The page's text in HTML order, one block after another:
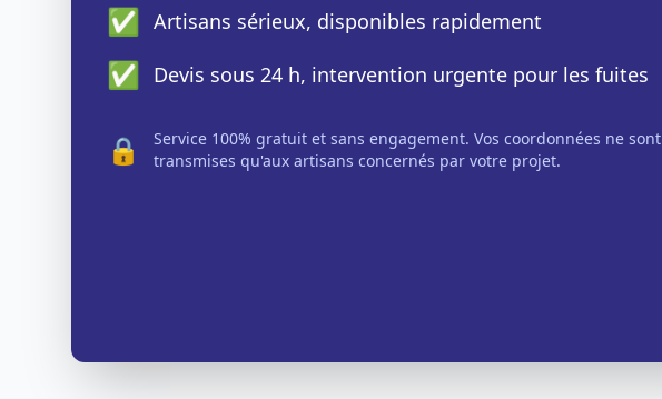
✅ Artisans sérieux, disponibles rapidement
✅ Devis sous 24 h, intervention urgente pour les fuites
🔒
Service 100% gratuit et sans engagement. Vos coordonnées ne sont
transmises qu'aux artisans concernés par votre projet.